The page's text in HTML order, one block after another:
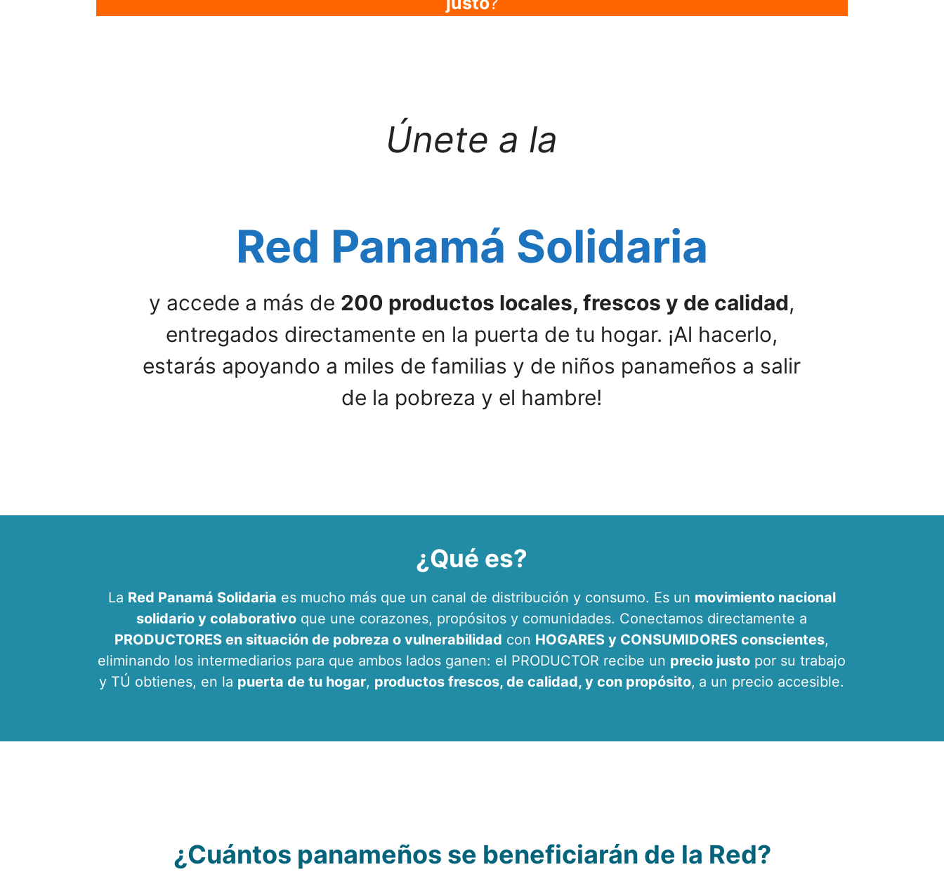
Únete a la
Red Panamá Solidaria
y accede a más de 200 productos locales, frescos y de calidad,
entregados directamente en la puerta de tu hogar. ¡Al hacerlo,
estarás apoyando a miles de familias y de niños panameños a salir
de la pobreza y el hambre!
¿Qué es?
La Red Panamá Solidaria es mucho más que un canal de distribución y consumo. Es un movimiento nacional
solidario y colaborativo que une corazones, propósitos y comunidades. Conectamos directamente a
PRODUCTORES en situación de pobreza o vulnerabilidad con HOGARES y CONSUMIDORES conscientes,
eliminando los intermediarios para que ambos lados ganen: el PRODUCTOR recibe un precio justo por su trabajo
y TÚ obtienes, en la puerta de tu hogar, productos frescos, de calidad,y con propósito, a un precio accesible.
¿Cuántos panameños se beneficiarán de la Red?